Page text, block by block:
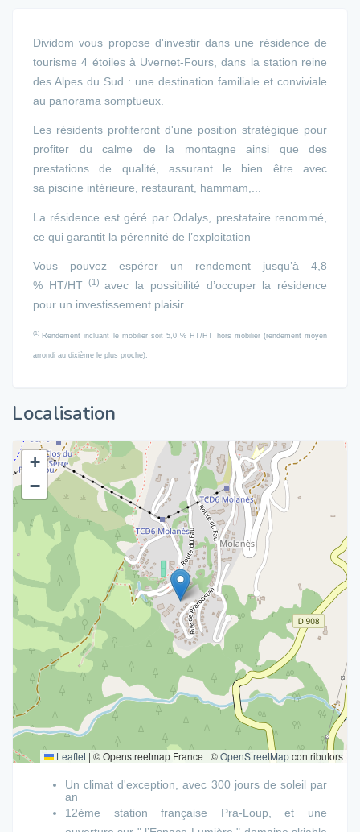
Dividom vous propose d'investir dans une résidence de
tourisme 4 étoiles à Uvernet-Fours, dans la station reine
des Alpes du Sud : une destination familiale et conviviale
au panorama somptueux.
Les résidents profiteront d'une position stratégique pour
profiter du calme de la montagne ainsi que des
prestations de qualité, assurant le bien être avec
sa piscine intérieure, restaurant, hammam,...
La résidence est géré par Odalys, prestataire renommé,
ce qui garantit la pérennité de l’exploitation
Vous pouvez espérer un rendement jusqu’à 4,8
% HT/HT(1) avec la possibilité d’occuper la résidence
pour un investissement plaisir
(1)Rendement incluant le mobilier soit 5,0 % HT/HT hors mobilier (rendement moyen
arrondi au dixième le plus proche).
Localisation
+
−
Leaflet | © Openstreetmap France | ©OpenStreetMapcontributors
Un climat d'exception, avec 300 jours de soleil par
an
12ème station française Pra-Loup, et une